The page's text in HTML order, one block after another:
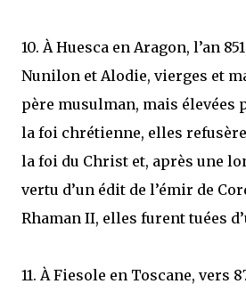
10. À Huesca en Aragon, l’an
Nunilon et Alodie, vierges et
père musulman, mais élevées
la foi chrétienne, elles
la foi du Christ et, après une
vertu d’un édit de l’émir de
Rhaman II, elles furent tuées
11. À Fiesole en Toscane, vers